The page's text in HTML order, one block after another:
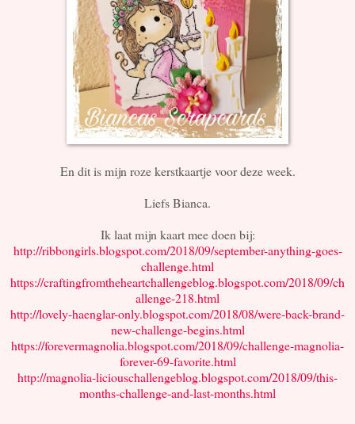
En dit is mijn roze kerstkaartje voor deze week.
Liefs Bianca.
Ik laat mijn kaart mee doen bij:
http://ribbongirls.blogspot.com/2018/09/september-anything-goes-
challenge.html
https://craftingfromtheheartchallengeblog.blogspot.com/2018/09/ch
allenge-218.html
http://lovely-haenglar-only.blogspot.com/2018/08/were-back-brand-
new-challenge-begins.html
https://forevermagnolia.blogspot.com/2018/09/challenge-magnolia-
forever-69-favorite.html
http://magnolia-liciouschallengeblog.blogspot.com/2018/09/this-
months-challenge-and-last-months.html